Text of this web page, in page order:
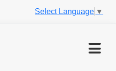
Select Language ▼